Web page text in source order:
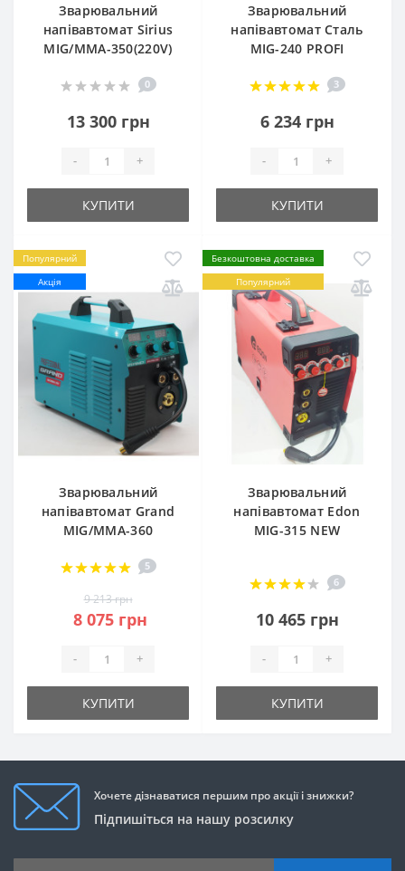
Зварювальний
напівавтомат Sirius
MIG/MMA-350(220V)
0
13 300 грн
- +
КУПИТИ
Зварювальний
напівавтомат Сталь
MIG-240 PROFI
3
6 234 грн
- +
КУПИТИ
Популярний
Акція
Зварювальний
напівавтомат Grand
MIG/MMA-360
5
9 213 грн
8 075 грн
- +
КУПИТИ
Безкоштовна доставка
Популярний
Зварювальний
напівавтомат Edon
MIG-315 NEW
6
10 465 грн
- +
КУПИТИ
Хочете дізнаватися першим про акції і знижки?
Підпишіться на нашу розсилку